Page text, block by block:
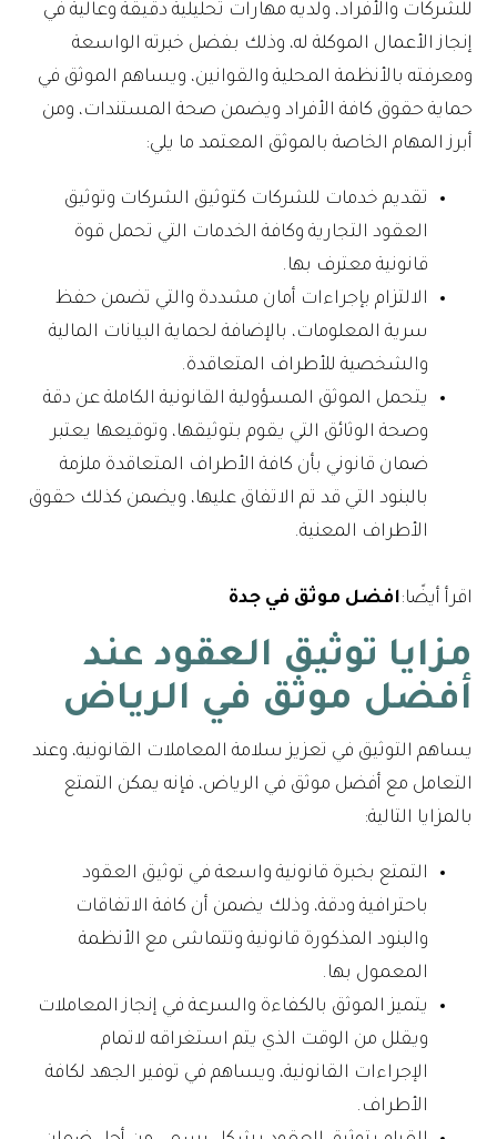
للشركات والأفراد، ولديه مهارات تحليلية دقيقة وعالية في
إنجاز الأعمال الموكلة له، وذلك بفضل خبرته الواسعة
ومعرفته بالأنظمة المحلية والقوانين، ويساهم الموثق في
حماية حقوق كافة الأفراد ويضمن صحة المستندات، ومن
أبرز المهام الخاصة بالموثق المعتمد ما يلي:
تقديم خدمات للشركات كتوثيق الشركات وتوثيق
العقود التجارية وكافة الخدمات التي تحمل قوة
قانونية معترف بها.
الالتزام بإجراءات أمان مشددة والتي تضمن حفظ
سرية المعلومات، بالإضافة لحماية البيانات المالية
والشخصية للأطراف المتعاقدة.
يتحمل الموثق المسؤولية القانونية الكاملة عن دقة
وصحة الوثائق التي يقوم بتوثيقها، وتوقيعها يعتبر
ضمان قانوني بأن كافة الأطراف المتعاقدة ملزمة
بالبنود التي قد تم الاتفاق عليها، ويضمن كذلك حقوق
الأطراف المعنية.
اقرأ أيضًا:افضل موثق في جدة
مزايا توثيق العقود عند
أفضل موثق في الرياض
يساهم التوثيق في تعزيز سلامة المعاملات القانونية، وعند
التعامل مع أفضل موثق في الرياض، فإنه يمكن التمتع
بالمزايا التالية:
التمتع بخبرة قانونية واسعة في توثيق العقود
باحترافية ودقة، وذلك يضمن أن كافة الاتفاقات
والبنود المذكورة قانونية وتتماشى مع الأنظمة
المعمول بها.
يتميز الموثق بالكفاءة والسرعة في إنجاز المعاملات
ويقلل من الوقت الذي يتم استغراقه لاتمام
الإجراءات القانونية، ويساهم في توفير الجهد لكافة
الأطراف.